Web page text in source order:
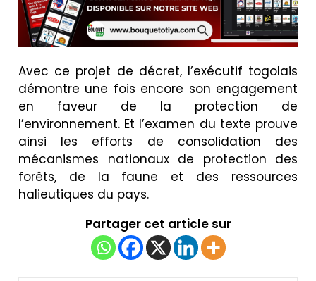
Avec ce projet de décret, l’exécutif togolais
démontre une fois encore son engagement
en faveur de la protection de
l’environnement. Et l’examen du texte prouve
ainsi les efforts de consolidation des
mécanismes nationaux de protection des
forêts, de la faune et des ressources
halieutiques du pays.
Partager cet article sur